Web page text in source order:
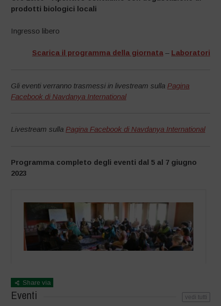
prodotti biologici locali
Ingresso libero
Scarica il programma della giornata– Laboratori
Gli eventi verranno trasmessi in livestream sulla Pagina
Facebook di Navdanya International
Livestream sulla Pagina Facebook di Navdanya International
Programma completo degli eventi dal 5 al 7 giugno
2023
Share via
Eventi vedi tutti